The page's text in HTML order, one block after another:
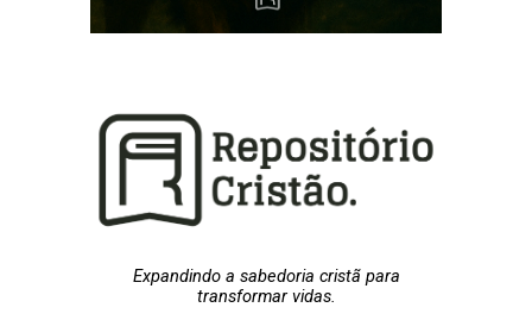
Expandindo a sabedoria cristã para
transformar vidas.